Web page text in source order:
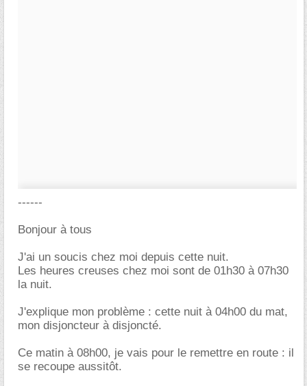
------
Bonjour à tous
J'ai un soucis chez moi depuis cette nuit.
Les heures creuses chez moi sont de 01h30 à 07h30
la nuit.
J'explique mon problème : cette nuit à 04h00 du mat,
mon disjoncteur à disjoncté.
Ce matin à 08h00, je vais pour le remettre en route : il
se recoupe aussitôt.